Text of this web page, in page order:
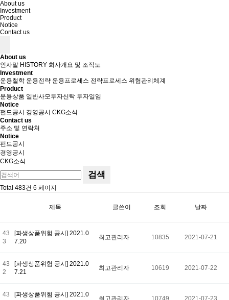
About us
Investment
Product
Notice
Contact us
About us
인사말 HISTORY 회사개요 및 조직도
Investment
운용철학 운용전략 운용프로세스 전략프로세스 위험관리체계
Product
운용상품 일반사모투자신탁 투자일임
Notice
펀드공시
경영공시 CKG소식
Contact us
주소 및 연락처
Notice
펀드공시
경영공시
CKG소식
검색
Total 483건 6 페이지
제목 글쓴이 조회 날짜
43
3
[파생상품위험 공시] 2021.0
7.20
최고관리자 10835 2021-07-21
43
2
[파생상품위험 공시] 2021.0
7.21
최고관리자 10619 2021-07-22
43
[파생상품위험 공시] 2021.0
최고관리자 10749 2021-07-23